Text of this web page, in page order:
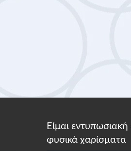
Είμαι
φυσικά χαρίσματα